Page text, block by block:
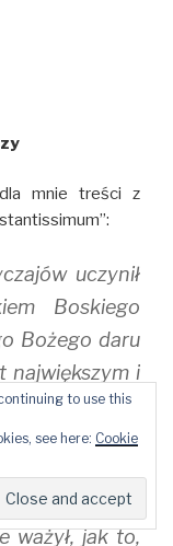
mnie treści z
uczynił
Boskiego
Bożego daru
największym i
prawo
też
od Boga
ważył, jak to,
to use this
see here: Cookie